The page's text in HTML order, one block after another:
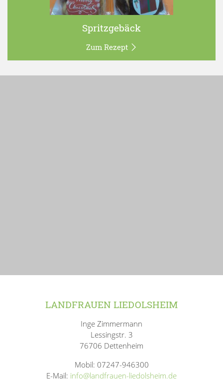
Spritzgebäck
Zum Rezept
LANDFRAUEN LIEDOLSHEIM
Inge Zimmermann
Lessingstr. 3
76706 Dettenheim
Mobil: 07247-946300
E-Mail: info@landfrauen-liedolsheim.de